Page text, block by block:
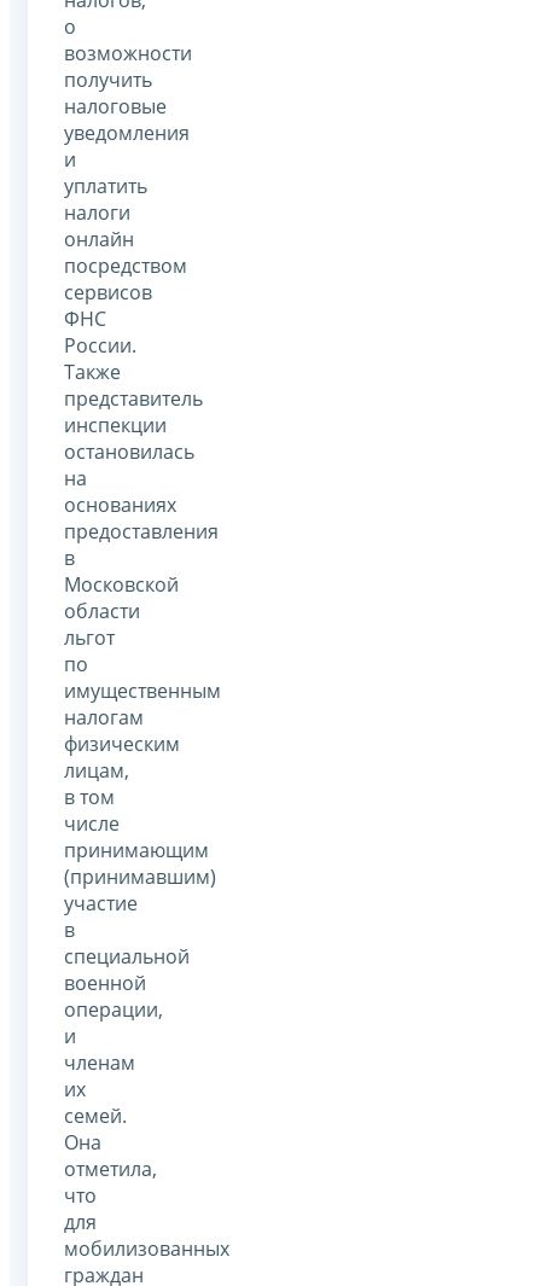
о
возможности
получить
налоговые
уведомления
и
уплатить
налоги
онлайн
посредством
сервисов
ФНС
России.
Также
представитель
инспекции
остановилась
на
основаниях
предоставления
в
Московской
области
льгот
по
имущественным
налогам
физическим
лицам,
в том
числе
принимающим
(принимавшим)
участие
в
специальной
военной
операции,
и
членам
их
семей.
Она
отметила,
что
для
мобилизованных
граждан